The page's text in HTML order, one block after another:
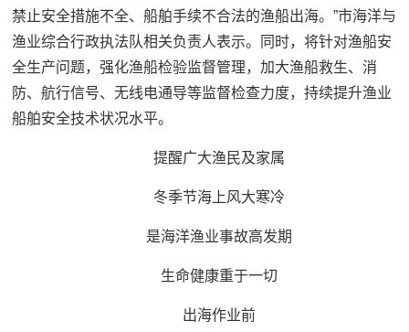
禁止安全措施不全、船舶手续不合法的渔船出海。”市海洋与
渔业综合行政执法队相关负责人表示。同时，将针对渔船安
全生产问题，强化渔船检验监督管理，加大渔船救生、消
防、航行信号、无线电通导等监督检查力度，持续提升渔业
船舶安全技术状况水平。
提醒广大渔民及家属
冬季节海上风大寒冷
是海洋渔业事故高发期
生命健康重于一切
出海作业前